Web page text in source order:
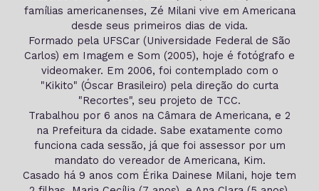
famílias americanenses, Zé Milani vive em Americana
desde seus primeiros dias de vida.
Formado pela UFSCar (Universidade Federal de São
Carlos) em Imagem e Som (2005), hoje é fotógrafo e
videomaker. Em 2006, foi contemplado com o
"Kikito" (Óscar Brasileiro) pela direção do curta
"Recortes", seu projeto de TCC.
Trabalhou por 6 anos na Câmara de Americana, e 2
na Prefeitura da cidade. Sabe exatamente como
funciona cada sessão, já que foi assessor por um
mandato do vereador de Americana, Kim.
Casado há 9 anos com Érika Dainese Milani, hoje tem